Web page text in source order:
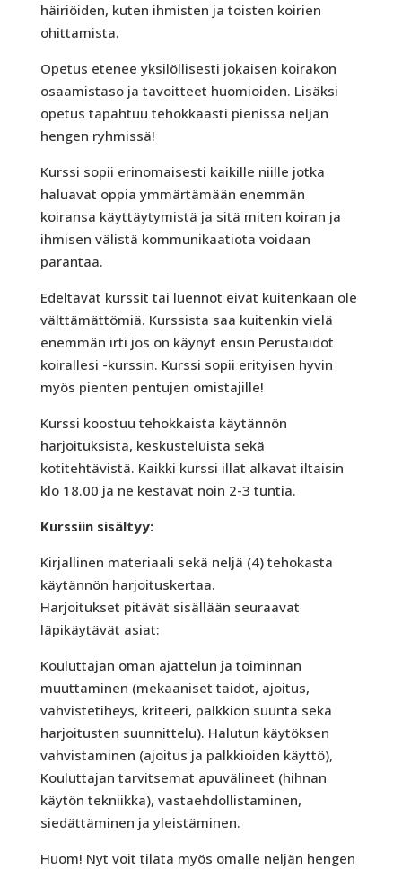
häiriöiden, kuten ihmisten ja toisten koirien
ohittamista.
Opetus etenee yksilöllisesti jokaisen koirakon
osaamistaso ja tavoitteet huomioiden. Lisäksi
opetus tapahtuu tehokkaasti pienissä neljän
hengen ryhmissä!
Kurssi sopii erinomaisesti kaikille niille jotka
haluavat oppia ymmärtämään enemmän
koiransa käyttäytymistä ja sitä miten koiran ja
ihmisen välistä kommunikaatiota voidaan
parantaa.
Edeltävät kurssit tai luennot eivät kuitenkaan ole
välttämättömiä. Kurssista saa kuitenkin vielä
enemmän irti jos on käynyt ensin Perustaidot
koirallesi -kurssin. Kurssi sopii erityisen hyvin
myös pienten pentujen omistajille!
Kurssi koostuu tehokkaista käytännön
harjoituksista, keskusteluista sekä
kotitehtävistä. Kaikki kurssi illat alkavat iltaisin
klo 18.00 ja ne kestävät noin 2-3 tuntia.
Kurssiin sisältyy:
Kirjallinen materiaali sekä neljä (4) tehokasta
käytännön harjoituskertaa.
Harjoitukset pitävät sisällään seuraavat
läpikäytävät asiat:
Kouluttajan oman ajattelun ja toiminnan
muuttaminen (mekaaniset taidot, ajoitus,
vahvistetiheys, kriteeri, palkkion suunta sekä
harjoitusten suunnittelu). Halutun käytöksen
vahvistaminen (ajoitus ja palkkioiden käyttö),
Kouluttajan tarvitsemat apuvälineet (hihnan
käytön tekniikka), vastaehdollistaminen,
siedättäminen ja yleistäminen.
Huom! Nyt voit tilata myös omalle neljän hengen